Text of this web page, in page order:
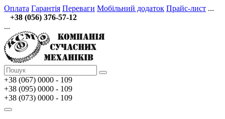
Оплата Гарантія Переваги Мобільний додаток Прайс-лист ...
+38 (056) 376-57-12
...
+38 (067) 0000 - 109
+38 (095) 0000 - 109
+38 (073) 0000 - 109